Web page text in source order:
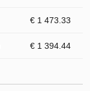
€ 1 473.33
€ 1 394.44